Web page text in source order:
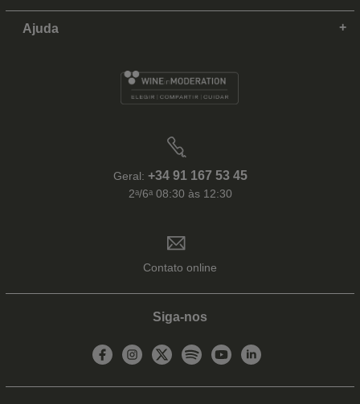
Ajuda
Geral: +34 91 167 53 45
2ᵃ/6ᵃ 08:30 às 12:30
Contato online
Siga-nos